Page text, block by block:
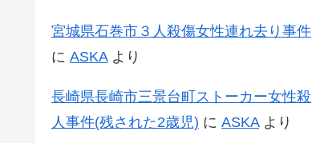
宮城県石巻市３人殺傷女性連れ去り事件
に ASKAより
長崎県長崎市三景台町ストーカー女性殺
人事件(残された2歳児) に ASKAより